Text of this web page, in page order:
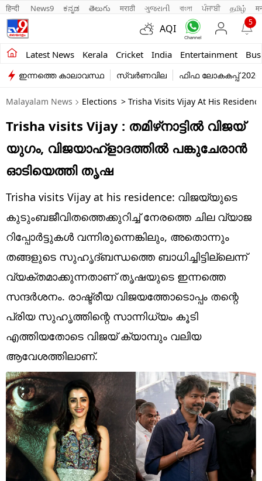
हिन्दी News9 ಕನ್ನಡ తెలుగు मराठी ગુજરાતી বাংলা ਪੰਜਾਬੀ தமிழ்
AQI
5
Latest News Kerala Cricket India Entertainment
Kerala
India
Entertainment
Business
Education
Lifestyle
world
Technology
Religion
Web Story
Photo
Short Videos
ഇന്നത്തെ കാലാവസ്ഥ സ്വർണവില ഫിഫ ലോകകപ്പ് 2026
Malayalam News Elections > Trisha Visits Vijay At His
Trisha visits Vijay : തമിഴ്‌നാട്ടിൽ വിജയ്
യുഗം, വിജയാഹ്ളാദത്തിൽ പങ്കുചേരാൻ
ഓടിയെത്തി തൃഷ
Trisha visits Vijay at his residence: വിജയ്‌യുടെ
കുടുംബജീവിതത്തെക്കുറിച്ച് നേരത്തെ ചില വ്യാജ
റിപ്പോർട്ടുകൾ വന്നിരുന്നെങ്കിലും, അതൊന്നും
തങ്ങളുടെ സുഹൃദ്ബന്ധത്തെ ബാധിച്ചിട്ടില്ലെന്ന്
വ്യക്തമാക്കുന്നതാണ് തൃഷയുടെ ഇന്നത്തെ
സന്ദർശനം. രാഷ്ട്രീയ വിജയത്തോടൊപ്പം തന്റെ
പ്രിയ സുഹൃത്തിന്റെ സാന്നിധ്യം കൂടി
എത്തിയതോടെ വിജയ് ക്യാമ്പും വലിയ
ആവേശത്തിലാണ്.